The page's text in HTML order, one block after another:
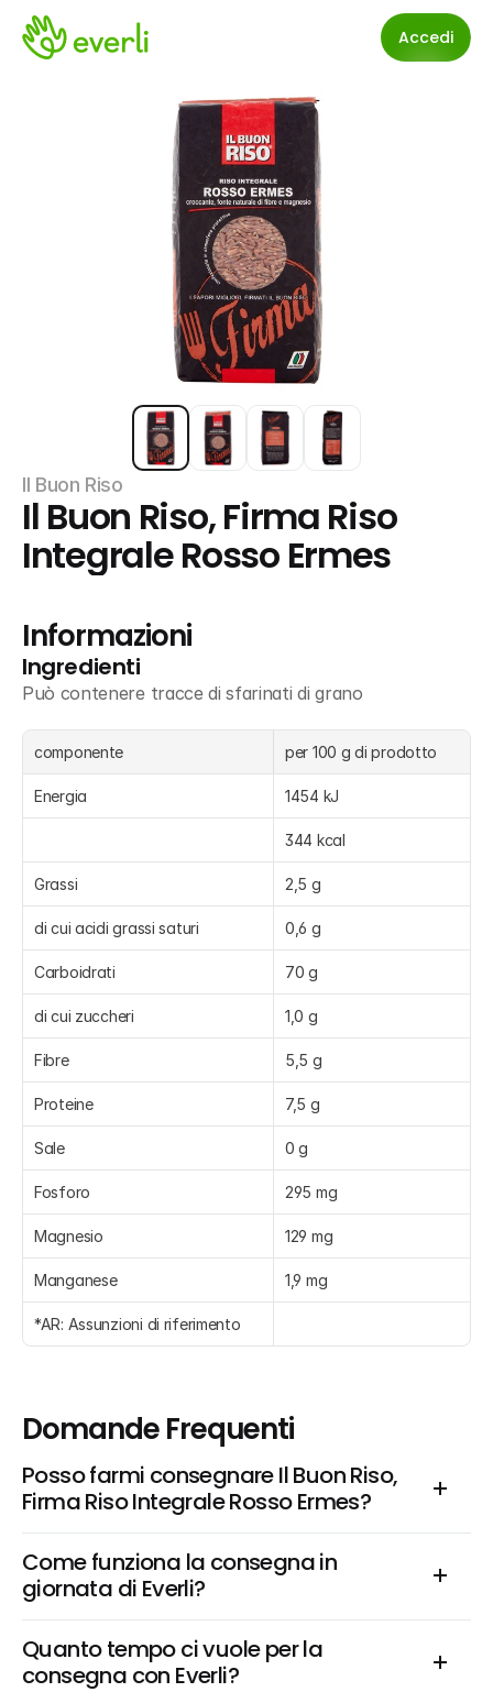
Accedi
Il Buon Riso
Il Buon Riso, Firma Riso
Integrale Rosso Ermes
Informazioni
Ingredienti
Può contenere tracce di sfarinati di grano
componente per 100 g di prodotto
Energia 1454 kJ
344 kcal
Grassi 2,5 g
di cui acidi grassi saturi 0,6 g
Carboidrati 70 g
di cui zuccheri 1,0 g
Fibre 5,5 g
Proteine 7,5 g
Sale 0 g
Fosforo 295 mg
Magnesio 129 mg
Manganese 1,9 mg
*AR: Assunzioni di riferimento
Domande Frequenti
Posso farmi consegnare Il Buon Riso,
Firma Riso Integrale Rosso Ermes?
Come funziona la consegna in
giornata di Everli?
Quanto tempo ci vuole per la
consegna con Everli?